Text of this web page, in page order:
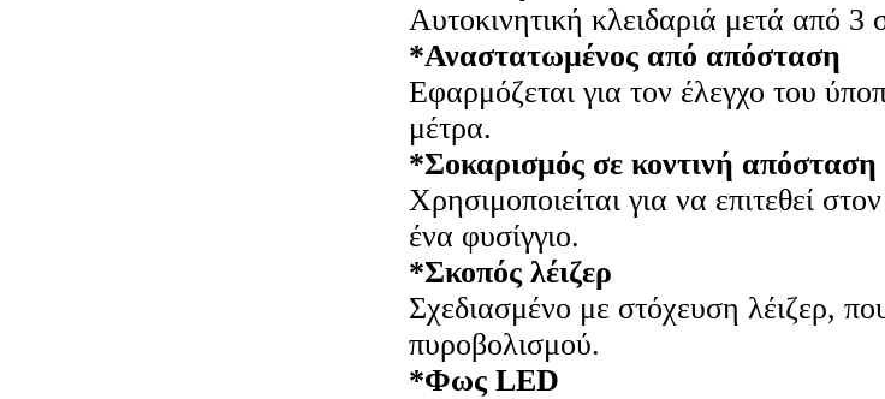
Αυτοκινητική κλειδαριά μετά από 3
*Αναστατωμένος από απόσταση
Εφαρμόζεται για τον έλεγχο του
μέτρα.
*Σοκαρισμός σε κοντινή απόσταση
Χρησιμοποιείται για να επιτεθεί
ένα φυσίγγιο.
*Σκοπός λέιζερ
Σχεδιασμένο με στόχευση λέιζερ,
πυροβολισμού.
*Φως LED